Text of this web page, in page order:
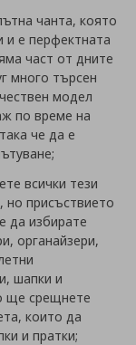
чанта, която
е перфектната
част от дните
много търсен
модел
по време на
че да е
всички тези
но присъствието
да избирате
органайзери,
шапки и
ще срещнете
които да
и пратки;